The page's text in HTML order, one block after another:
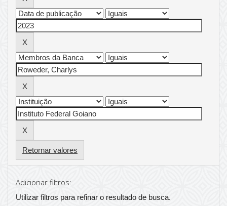
Retornar valores
Adicionar filtros:
Utilizar filtros para refinar o resultado de busca.